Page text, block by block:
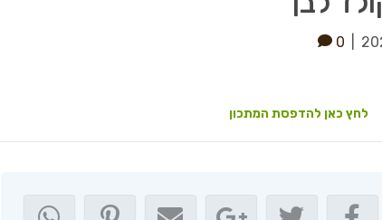
0
לחץ כאן להדפסת המתכון